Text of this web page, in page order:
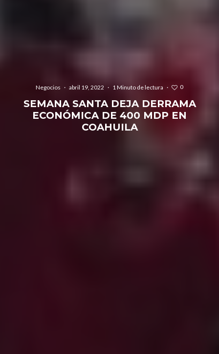
Negocios · abril 19, 2022 · 1 Minuto de lectura · 0
SEMANA SANTA DEJA DERRAMA
ECONÓMICA DE 400 MDP EN
COAHUILA